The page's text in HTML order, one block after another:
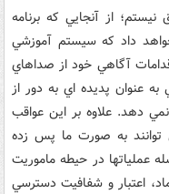
نيستم؛ از آنجايي که برنامه
داد که سيستم آموزشي
آگاهي خود از صداهاي
عنوان پديده اي به دور از
دهد. علاوه بر اين عواقب
توانند به صورت ما پس زده
عملياتها در حيطه ماموريت
اعتبار و شفافيت دسترسي